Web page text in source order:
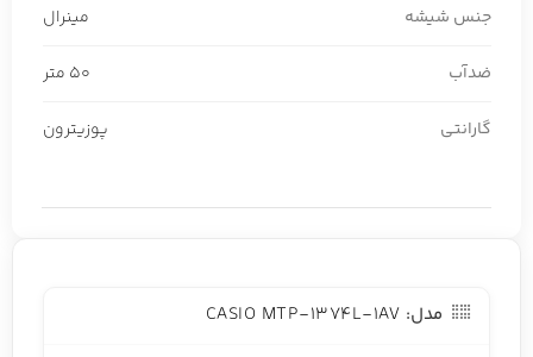
جنس شیشه مینرال
ضدآب 50 متر
گارانتی پوزیترون
مدل: CASIO MTP-1374L-1AV